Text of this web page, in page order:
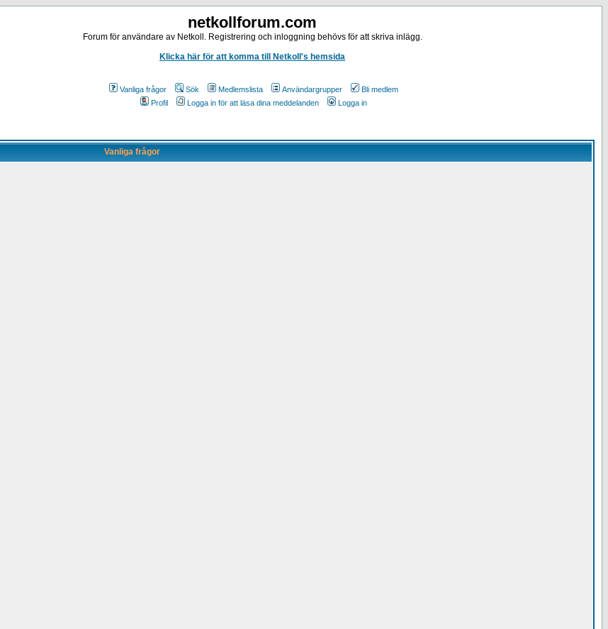
netkollforum.com
Forum för användare av Netkoll. Registrering och inloggning behövs för att skriva inlägg.
Klicka här för att komma till Netkoll's hemsida
Vanliga frågor Sök Medlemslista Användargrupper
Bli medlem
Profil
Logga in för att läsa dina meddelanden Logga in
Vanliga frågor